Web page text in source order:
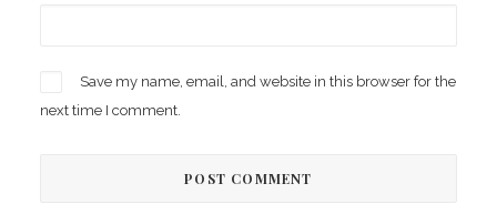
Save my name, email, and website in this browser for the
next time I comment.